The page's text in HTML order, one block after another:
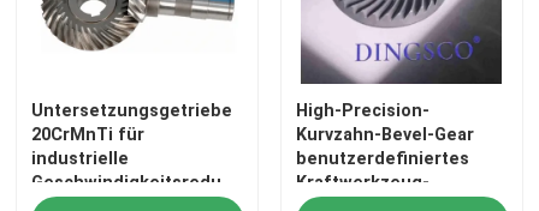
Neuigkeiten
Fälle
Angebot anfordern
Untersetzungsgetriebe
20CrMnTi für
industrielle
Geschwindigkeitsreduzierungssysteme
der Serie R F K S
High-Precision-
Kurvzahn-Bevel-Gear
benutzerdefiniertes
Kraftwerkzeug-
Übertragungsteil